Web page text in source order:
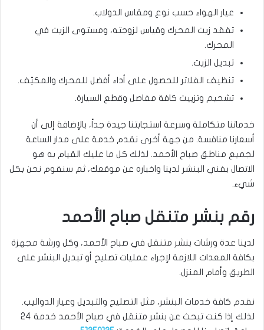
عيار الهواء حسب نوع ومقاس الدولاب.
تفقد زيت المحرك وقياس لزوجته، ومستوى الزيت في
المحرك.
تبديل الزيت.
تنظيف الفلاتر للحصول على أداء أفضل للمحرك والمكيّف.
تشحيم وتزييت كافة مفاصل وقطع السيارة.
خدماتنا متكاملة وسرعة استجابتنا جيدة جداً، بالإضافة إلى أن
أسعارنا منافسة. من جهة أخرى نقدم خدمة على مدار الساعة
لجميع مناطق صباح الأحمد. لذلك كل ما عليك القيام به هو
الاتصال بفني البنشر لدينا واخباره عن موقعك، ثم سنقوم نحن بكل
شيء.
رقم بنشر متنقل صباح الأحمد
لدينا عدة ورشات بنشر متنقل في صباح الأحمد، وكل ورشة مجهزة
بكافة المعدات اللازمة لإجراء عمليات تصليح أو تبديل البنشر على
الطريق وأمام المنزل.
نقدم كافة خدمات البنشر، مثل التصليح والتبديل وعيار الدواليب.
لذلك إذا كنت تبحث عن بنشر متنقل في صباح الأحمد خدمة 24